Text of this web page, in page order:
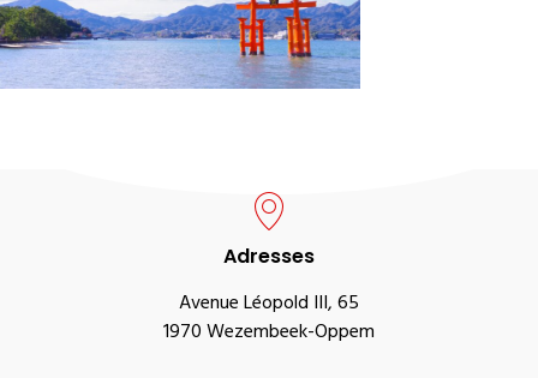
Adresses
Avenue Léopold III, 65
1970 Wezembeek-Oppem